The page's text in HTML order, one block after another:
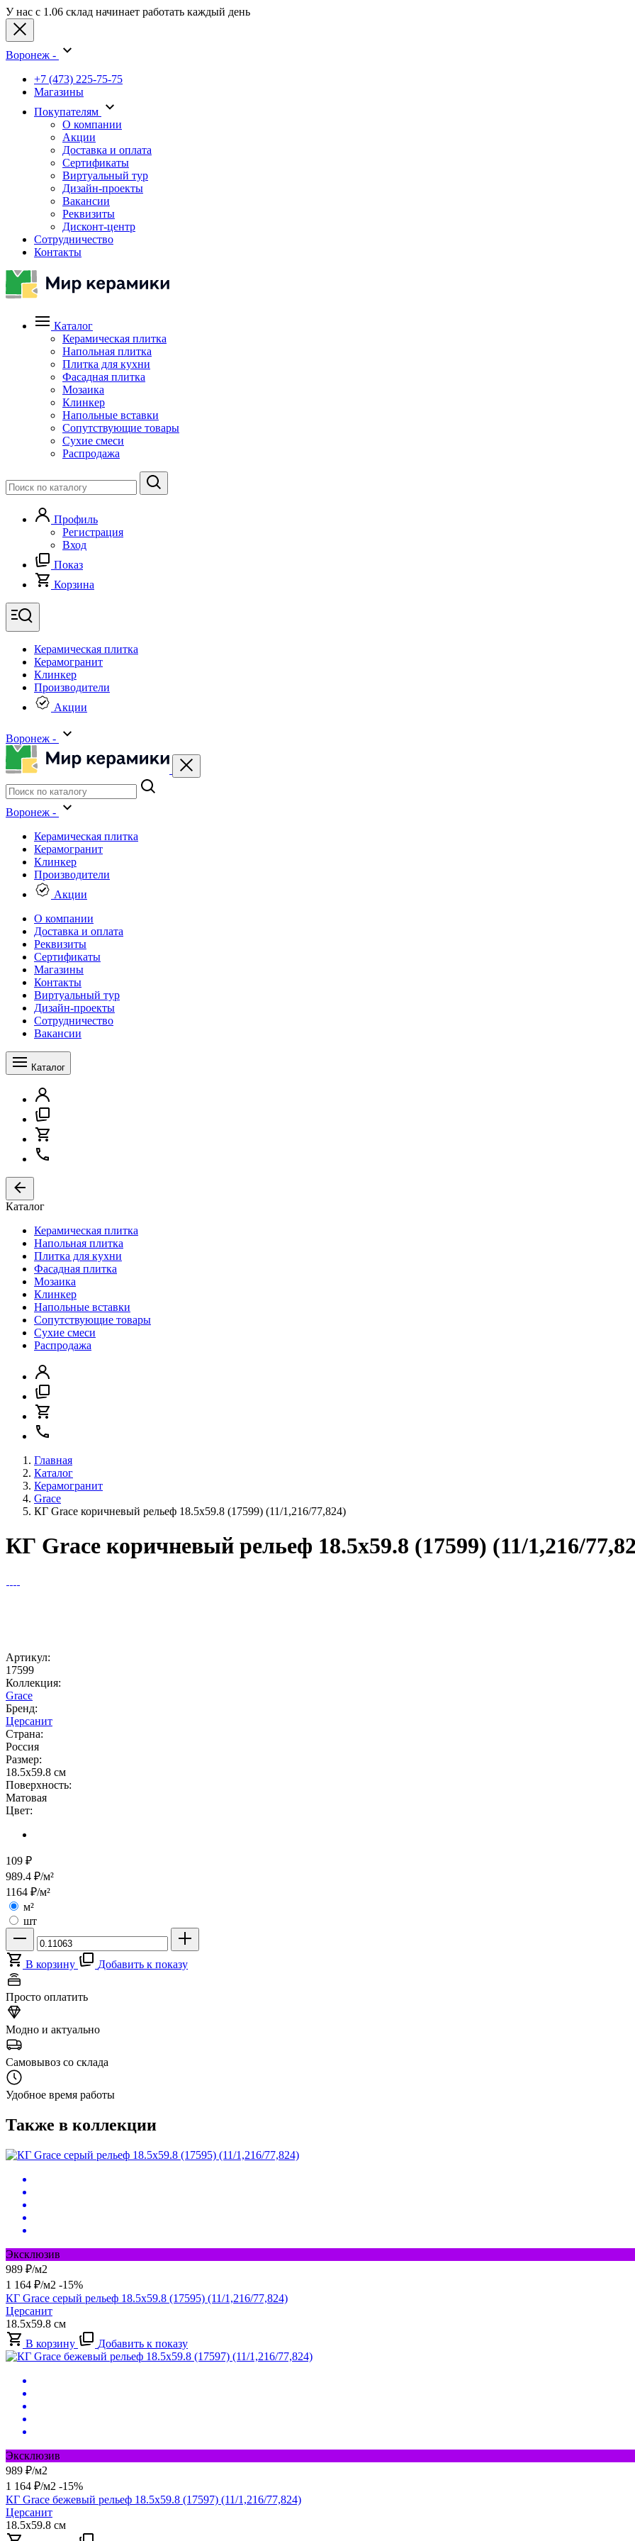
У нас с 1.06 склад начинает работать каждый день
Воронеж -
+7 (473) 225-75-75
Магазины
Покупателям
О компании
Акции
Доставка и оплата
Сертификаты
Виртуальный тур
Дизайн-проекты
Вакансии
Реквизиты
Дисконт-центр
Сотрудничество
Контакты
Каталог
Керамическая плитка
Напольная плитка
Плитка для кухни
Фасадная плитка
Мозаика
Клинкер
Напольные вставки
Сопутствующие товары
Сухие смеси
Распродажа
Профиль
Регистрация
Вход
Показ
Корзина
Керамическая плитка
Керамогранит
Клинкер
Производители
Акции
Воронеж -
Воронеж -
Керамическая плитка
Керамогранит
Клинкер
Производители
Акции
О компании
Доставка и оплата
Реквизиты
Сертификаты
Магазины
Контакты
Виртуальный тур
Дизайн-проекты
Сотрудничество
Вакансии
Каталог
Каталог
Керамическая плитка
Напольная плитка
Плитка для кухни
Фасадная плитка
Мозаика
Клинкер
Напольные вставки
Сопутствующие товары
Сухие смеси
Распродажа
Главная
Каталог
Керамогранит
Grace
КГ Grace коричневый рельеф 18.5x59.8 (17599) (11/1,216/77,824)
КГ Grace коричневый рельеф 18.5x59.8 (17599) (11/1,216/
Артикул:
17599
Коллекция:
Grace
Бренд:
Церсанит
Страна:
Россия
Размер:
18.5x59.8 см
Поверхность:
Матовая
Цвет:
109 ₽
989.4 ₽/м²
1164 ₽/м²
м²
шт
В корзину Добавить к показу
Просто оплатить
Модно и актуально
Самовывоз со склада
Удобное время работы
Также в коллекции
Эксклюзив
989 ₽/м2
1 164 ₽/м2 -15%
КГ Grace серый рельеф 18.5x59.8 (17595) (11/1,216/77,824)
Церсанит
18.5x59.8 см
В корзину
Добавить к показу
Эксклюзив
989 ₽/м2
1 164 ₽/м2 -15%
КГ Grace бежевый рельеф 18.5x59.8 (17597) (11/1,216/77,824)
Церсанит
18.5x59.8 см